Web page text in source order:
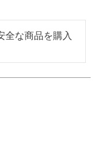
全な商品を購入